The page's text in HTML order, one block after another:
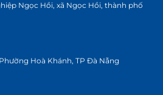
Ngọc Hồi, xã Ngọc Hồi, thành phố
Hoà Khánh, TP Đà Nẵng